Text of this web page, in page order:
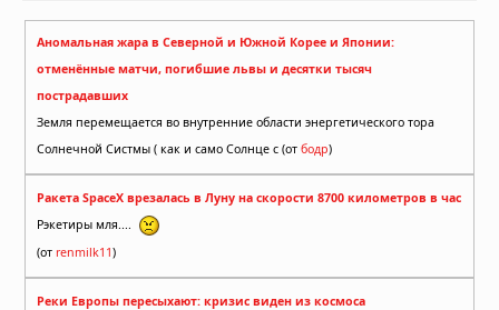
Аномальная жара в Северной и Южной Корее и Японии:
отменённые матчи, погибшие львы и десятки тысяч
пострадавших
Земля перемещается во внутренние области энергетического тора
Солнечной Систмы ( как и само Солнце с (от бодр)
Ракета SpaceX врезалась в Луну на скорости 8700 километров в час
Рэкетиры мля....
(от renmilk11)
Реки Европы пересыхают: кризис виден из космоса